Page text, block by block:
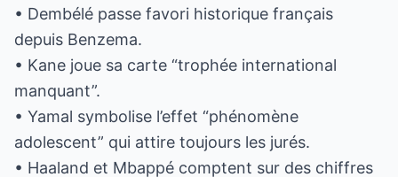
• Dembélé passe favori historique français
depuis Benzema.
• Kane joue sa carte “trophée international
manquant”.
• Yamal symbolise l’effet “phénomène
adolescent” qui attire toujours les jurés.
• Haaland et Mbappé comptent sur des chiffres